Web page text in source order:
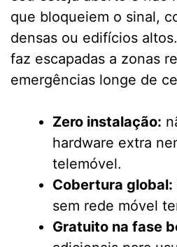
que bloqueiem o sinal,
densas ou edifícios
faz escapadas a zonas
emergências longe de
Zero instalação:
hardware extra
telemóvel.
Cobertura global:
sem rede móvel
Gratuito na fase